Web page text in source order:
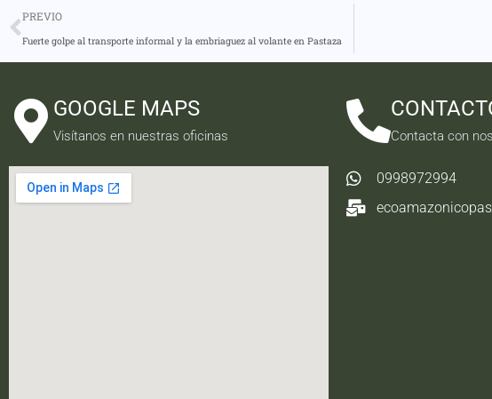
PREVIO
Fuerte golpe al transporte informal y la embriaguez al volante en Pastaza
GOOGLE MAPS
Visítanos en nuestras oficinas Contacta con
0998972994